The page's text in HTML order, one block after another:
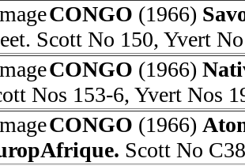
CONGO (1966)
Scott No 150, Yvert
CONGO (1966)
Nos 153-6, Yvert Nos
CONGO (1966)
Scott No